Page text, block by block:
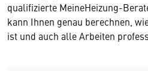
qualifizierte MeineHeizung-
kann Ihnen genau berechnen,
ist und auch alle Arbeiten